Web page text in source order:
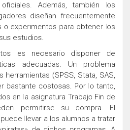
Además, también los
diseñan frecuentemente
o experimentos para obtener los
estudios.
es necesario disponer de
adecuadas. Un problema
herramientas (SPSS, Stata, SAS,
bastante costosas. Por lo tanto,
en la asignatura Trabajo Fin de
permitirse su compra. El
llevar a los alumnos a tratar